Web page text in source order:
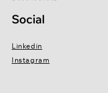
Social
Linkedin
Instagram